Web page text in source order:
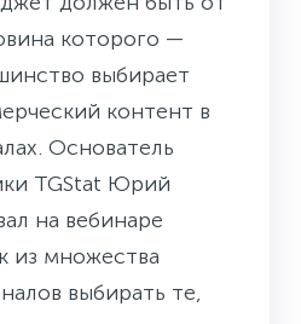
которого —
выбирает
контент в
Основатель
TGStat Юрий
на вебинаре
из множества
выбирать те,